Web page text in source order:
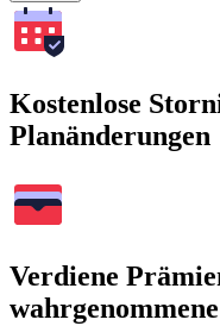
Kostenlose
Planänderungen
Verdiene